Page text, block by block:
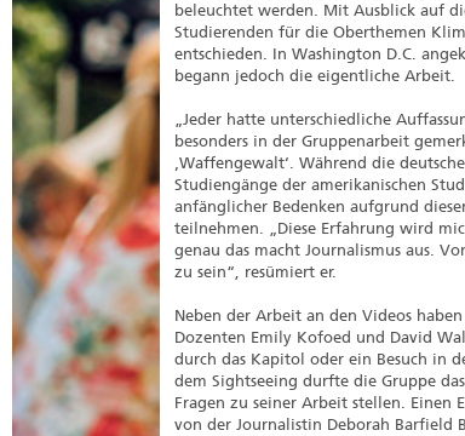
beleuchtet werden. Mit Ausblick auf
Studierenden für die Oberthemen
entschieden. In Washington D.C.
begann jedoch die eigentliche Arbeit.
„Jeder hatte unterschiedliche
besonders in der Gruppenarbeit
‚Waffengewalt‘. Während die
Studiengänge der amerikanischen
anfänglicher Bedenken aufgrund
teilnehmen. „Diese Erfahrung wird
genau das macht Journalismus aus.
zu sein“, resümiert er.
Neben der Arbeit an den Videos
Dozenten Emily Kofoed und David
durch das Kapitol oder ein Besuch in
dem Sightseeing durfte die Gruppe
Fragen zu seiner Arbeit stellen. Einen
von der Journalistin Deborah Barfield